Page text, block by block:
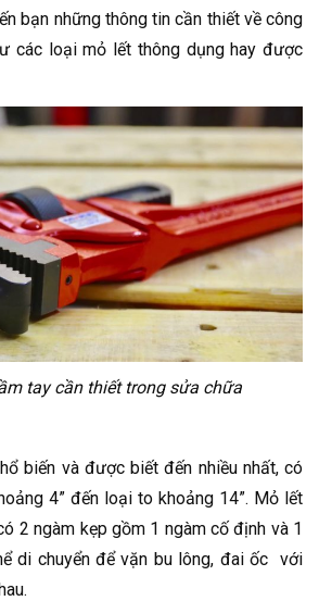
bạn những thông tin cần thiết về công
các loại mỏ lết thông dụng hay được
tay cần thiết trong sửa chữa
biến và được biết đến nhiều nhất, có
4” đến loại to khoảng 14”. Mỏ lết
2 ngàm kẹp gồm 1 ngàm cố định và 1
di chuyển để vặn bu lông, đai ốc với